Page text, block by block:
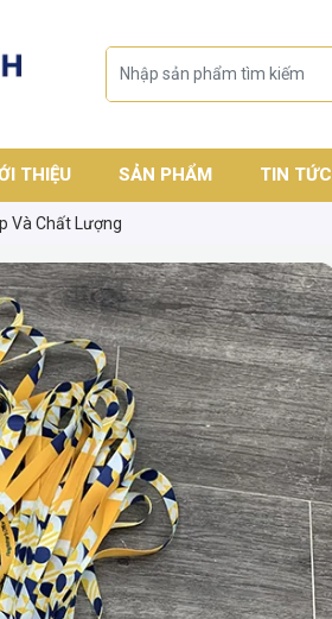
THIỆU SẢN PHẨM TIN TỨC
Và Chất Lượng